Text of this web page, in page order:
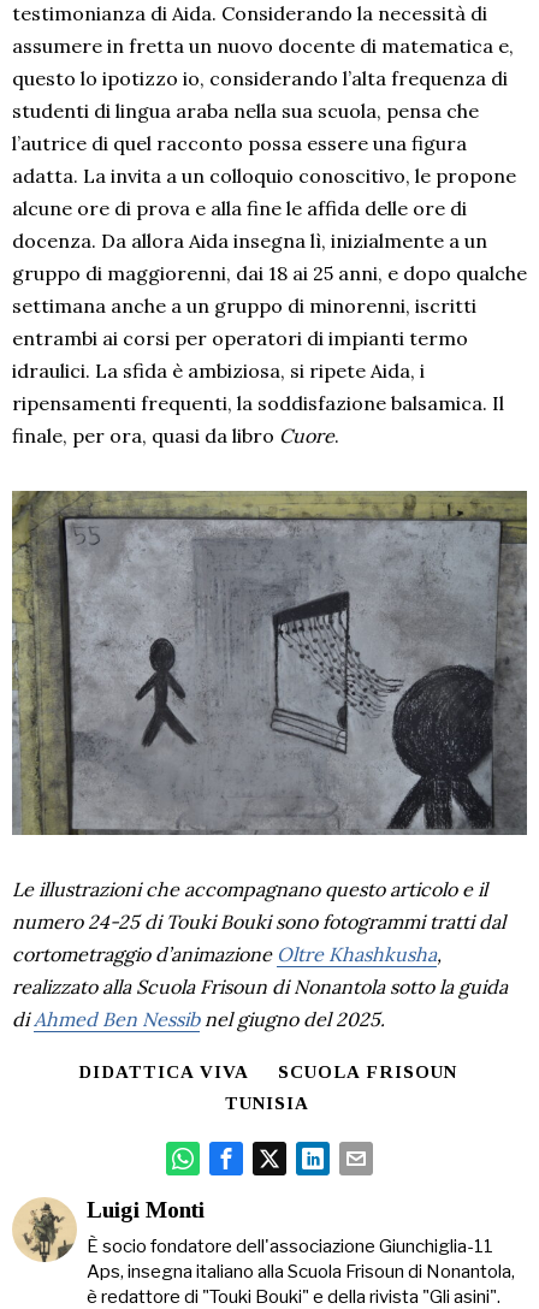
testimonianza di Aida. Considerando la necessità di
assumere in fretta un nuovo docente di matematica e,
questo lo ipotizzo io, considerando l’alta frequenza di
studenti di lingua araba nella sua scuola, pensa che
l’autrice di quel racconto possa essere una figura
adatta. La invita a un colloquio conoscitivo, le propone
alcune ore di prova e alla fine le affida delle ore di
docenza. Da allora Aida insegna lì, inizialmente a un
gruppo di maggiorenni, dai 18 ai 25 anni, e dopo qualche
settimana anche a un gruppo di minorenni, iscritti
entrambi ai corsi per operatori di impianti termo
idraulici. La sfida è ambiziosa, si ripete Aida, i
ripensamenti frequenti, la soddisfazione balsamica. Il
finale, per ora, quasi da libro Cuore.
Le illustrazioni che accompagnano questo articolo e il
numero 24-25 di Touki Bouki sono fotogrammi tratti dal
cortometraggio d’animazione Oltre Khashkusha,
realizzato alla Scuola Frisoun di Nonantola sotto la guida
diAhmed Ben Nessibnel giugno del 2025.
DIDATTICA VIVA
SCUOLA FRISOUN
TUNISIA
Luigi Monti
È socio fondatore dell'associazione Giunchiglia-11
Aps, insegna italiano alla Scuola Frisoun di Nonantola,
è redattore di "Touki Bouki" e della rivista "Gli asini".